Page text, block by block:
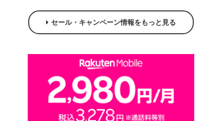
セール・キャンペーン情報をもっと見る